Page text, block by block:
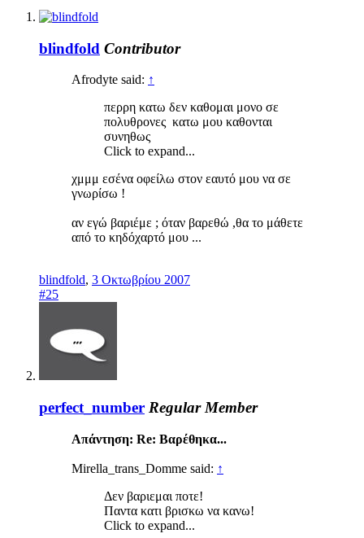
blindfold Contributor
Afrodyte said: ↑
περρη κατω δεν καθομαι μονο σε
πολυθρονες κατω μου καθονται
συνηθως
Click to expand...
χμμμ εσένα οφείλω στον εαυτό μου να σε
γνωρίσω !
αν εγώ βαριέμε ; όταν βαρεθώ ,θα το μάθετε
από το κηδόχαρτό μου ...
blindfold, 3 Οκτωβρίου 2007
#25
perfect_number Regular Member
Απάντηση: Re: Βαρέθηκα...
Mirella_trans_Domme said: ↑
Δεν βαριεμαι ποτε!
Παντα κατι βρισκω να κανω!
Click to expand...